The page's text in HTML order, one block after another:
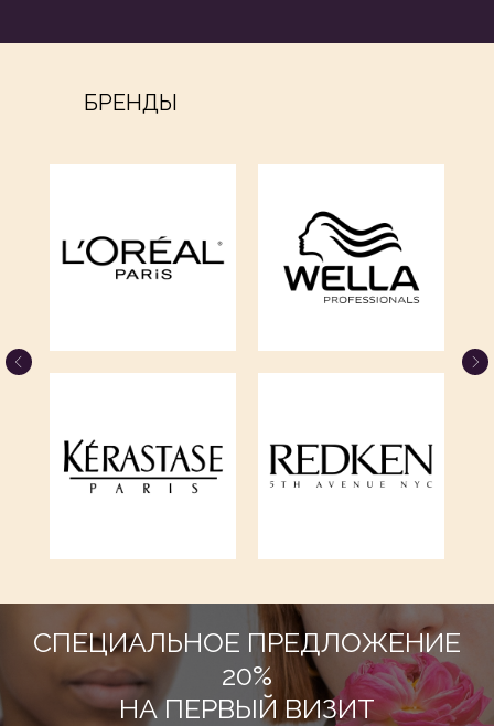
БРЕНДЫ
СПЕЦИАЛЬНОЕ ПРЕДЛОЖЕНИЕ
20%
НА ПЕРВЫЙ ВИЗИТ
ОНЛАЙН